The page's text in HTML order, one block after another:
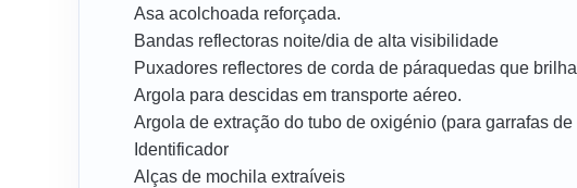
Asa acolchoada reforçada.
Bandas reflectoras noite/dia de alta visibilidade
Puxadores reflectores de corda de páraquedas que
Argola para descidas em transporte aéreo.
Argola de extração do tubo de oxigénio (para garrafas
Identificador
Alças de mochila extraíveis